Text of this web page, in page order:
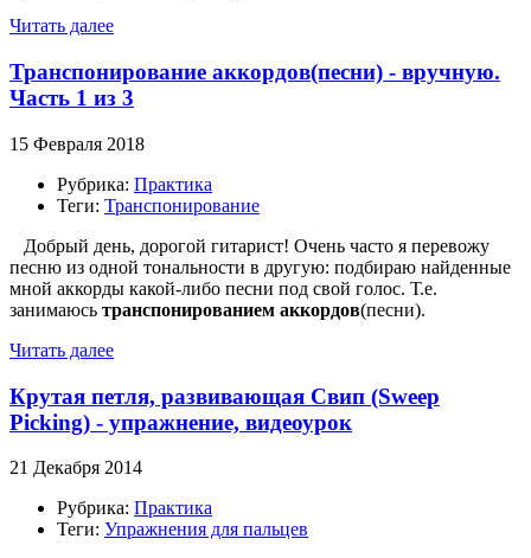
Читать далее
Транспонирование аккордов(песни) - вручную.
Часть 1 из 3
15 Февраля 2018
Рубрика: Практика
Теги: Транспонирование
Добрый день, дорогой гитарист! Очень часто я перевожу
песню из одной тональности в другую: подбираю найденные
мной аккорды какой-либо песни под свой голос. Т.е.
занимаюсь транспонированием аккордов(песни).
Читать далее
Крутая петля, развивающая Свип (Sweep
Picking) - упражнение, видеоурок
21 Декабря 2014
Рубрика: Практика
Теги: Упражнения для пальцев